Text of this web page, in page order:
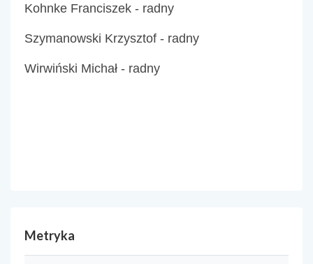
Kohnke Franciszek - radny
Szymanowski Krzysztof - radny
Wirwiński Michał - radny
Metryka